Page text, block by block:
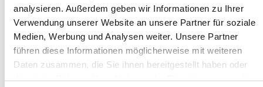
analysieren. Außerdem geben wir Informationen zu Ihrer
Verwendung unserer Website an unsere Partner für soziale
Medien, Werbung und Analysen weiter. Unsere Partner
führen diese Informationen möglicherweise mit weiteren
Daten zusammen, die Sie ihnen bereitgestellt haben oder
die sie im Rahmen Ihrer Nutzung der Dienste gesammelt
Mobil:
01753301011
Email: